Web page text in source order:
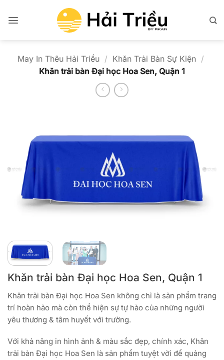
qua
May In Thêu Hải Triều / Khăn Trải Bàn Sự Kiện /
Khăn trải bàn Đại học Hoa Sen, Quận 1
Khăn trải bàn Đại học Hoa Sen, Quận 1
Khăn trải bàn Đại học Hoa Sen không chỉ là sản phẩm trang
trí hoàn hảo mà còn thể hiện sự tự hào của những người
yêu thương & tâm huyết với trường.
Với khả năng in hình ảnh & màu sắc đẹp, chính xác, Khăn
trải bàn Đại học Hoa Sen là sản phẩm tuyệt vời để quảng